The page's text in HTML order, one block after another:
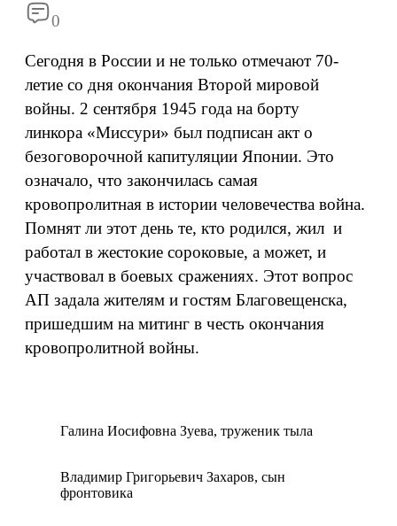
0
Сегодня в России и не только отмечают 70-
летие со дня окончания Второй мировой
войны. 2 сентября 1945 года на борту
линкора «Миссури» был подписан акт о
безоговорочной капитуляции Японии. Это
означало, что закончилась самая
кровопролитная в истории человечества война.
Помнят ли этот день те, кто родился, жил и
работал в жестокие сороковые, а может, и
участвовал в боевых сражениях. Этот вопрос
АП задала жителям и гостям Благовещенска,
пришедшим на митинг в честь окончания
кровопролитной войны.
Галина Иосифовна Зуева, труженик тыла
Владимир Григорьевич Захаров, сын
фронтовика